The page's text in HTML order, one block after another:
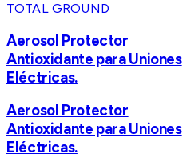
TOTAL GROUND
Aerosol Protector
Antioxidante para Uniones
Eléctricas.
Aerosol Protector
Antioxidante para Uniones
Eléctricas.